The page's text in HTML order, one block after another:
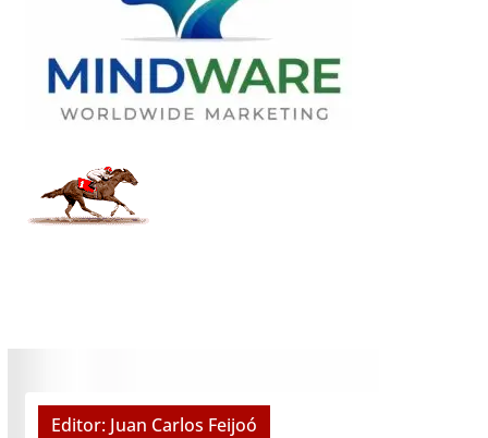
Editor: Juan Carlos Feijoó